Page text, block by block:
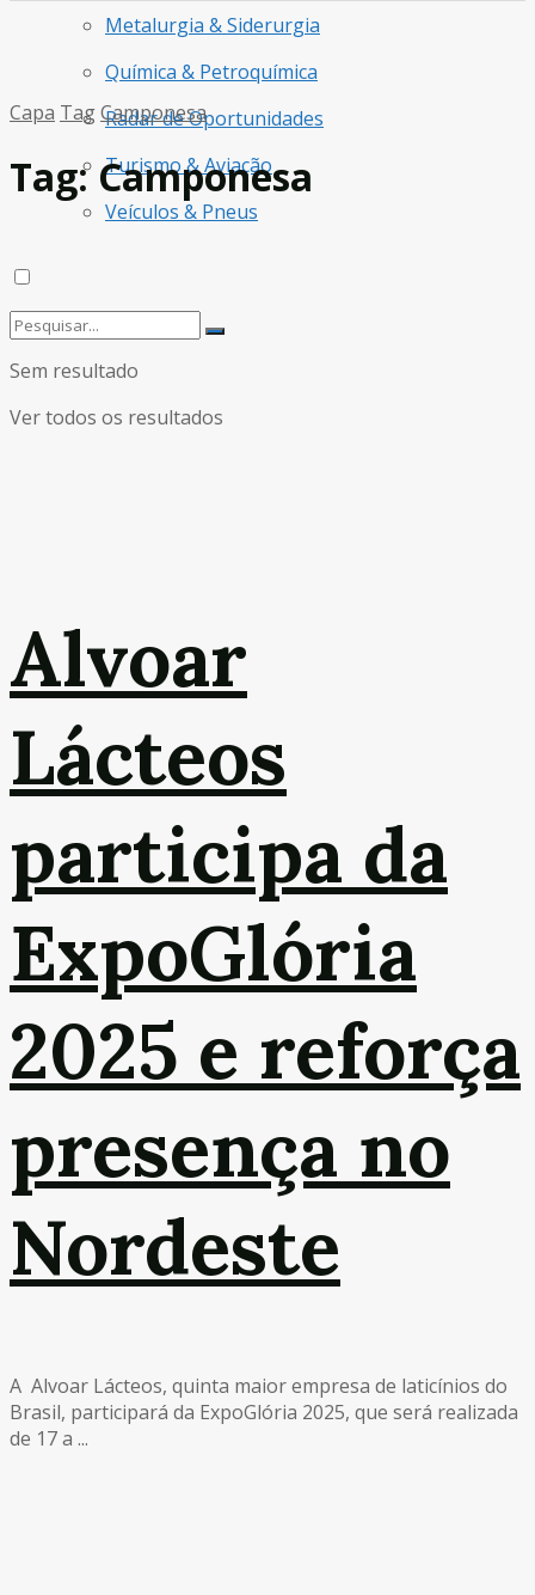
Metalurgia & Siderurgia
Química & Petroquímica
Radar de Oportunidades
Turismo & Aviação
Veículos & Pneus
Sem resultado
Ver todos os resultados
Capa TagCamponesa
Tag:Camponesa
Alvoar
Lácteos
participa da
ExpoGlória
2025 e reforça
presença no
Nordeste
A Alvoar Lácteos, quinta maior empresa de laticínios do
Brasil, participará da ExpoGlória 2025, que será realizada
de 17 a ...